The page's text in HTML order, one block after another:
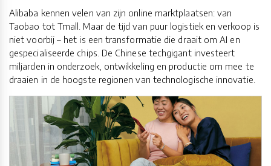
Alibaba kennen velen van zijn online marktplaatsen: van
Taobao tot Tmall. Maar de tijd van puur logistiek en verkoop is
niet voorbij – het is een transformatie die draait om AI en
gespecialiseerde chips. De Chinese techgigant investeert
miljarden in onderzoek, ontwikkeling en productie om mee te
draaien in de hoogste regionen van technologische innovatie.